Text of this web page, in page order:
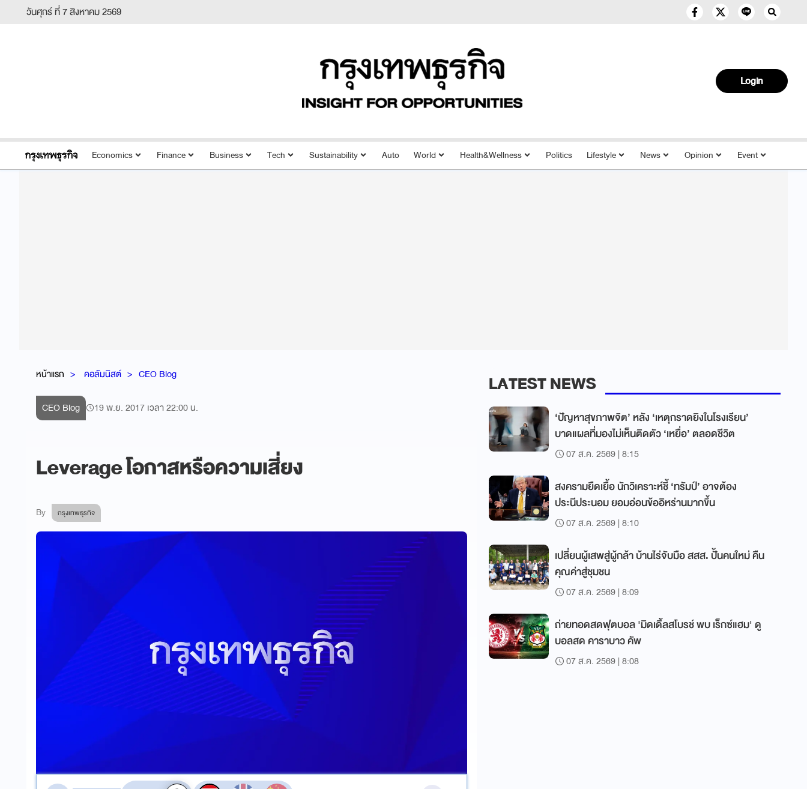
วันศุกร์ ที่ 7 สิงหาคม 2569
Login
Economics Finance Business Tech Sustainability Auto World Health&Wellness Politics Lifestyle News Opinion Event
หน้าแรก คอลัมนิสต์ CEO Blog
CEO Blog 19 พ.ย. 2017 เวลา 22:00 น.
Leverage โอกาสหรือความเสี่ยง
By กรุงเทพธุรกิจ
LATEST NEWS
‘ปัญหาสุขภาพจิต’ หลัง ‘เหตุกราดยิงในโรงเรียน’
บาดแผลที่มองไม่เห็นติดตัว ‘เหยื่อ’ ตลอดชีวิต
07 ส.ค. 2569 | 8:15
สงครามยืดเยื้อ นักวิเคราะห์ชี้ ‘ทรัมป์’ อาจต้อง
ประนีประนอม ยอมอ่อนข้ออิหร่านมากขึ้น
07 ส.ค. 2569 | 8:10
เปลี่ยนผู้เสพสู่ผู้กล้า บ้านไร่จับมือ สสส. ปั้นคนใหม่ คืน
คุณค่าสู่ชุมชน
07 ส.ค. 2569 | 8:09
ถ่ายทอดสดฟุตบอล 'มิดเดิ้ลสโบรช์ พบ เร็กซ์แฮม' ดู
บอลสด คาราบาว คัพ
07 ส.ค. 2569 | 8:08